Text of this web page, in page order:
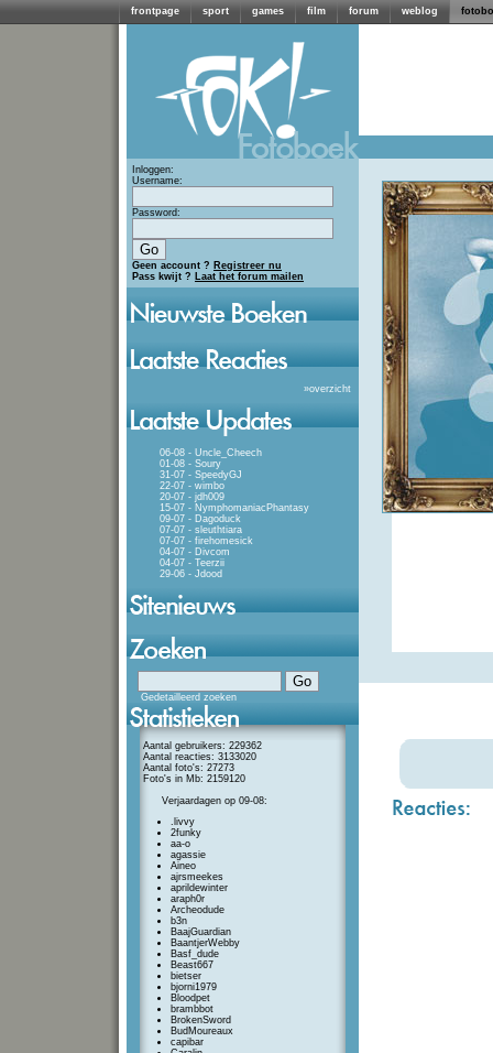
frontpage sport games film forum weblog
Inloggen:
Username:
Password:
Geen account ? Registreer nu
Pass kwijt ? Laat het forum mailen
»overzicht
06-08 - Uncle_Cheech
01-08 - Soury
31-07 - SpeedyGJ
22-07 - wimbo
20-07 - jdh009
15-07 - NymphomaniacPhantasy
09-07 - Dagoduck
07-07 - sleuthtiara
07-07 - firehomesick
04-07 - Divcom
04-07 - Teerzii
29-06 - Jdood
Gedetailleerd zoeken
Aantal gebruikers: 229362
Aantal reacties: 3133020
Aantal foto's: 27273
Foto's in Mb: 2159120
Verjaardagen op 09-08:
.livvy
2funky
aa-o
agassie
Aineo
ajrsmeekes
aprildewinter
araph0r
Archeodude
b3n
BaajGuardian
BaantjerWebby
Basf_dude
Beast667
bietser
bjorni1979
Bloodpet
brambbot
BrokenSword
BudMoureaux
capibar